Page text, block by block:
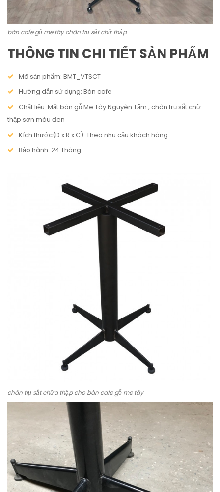
bàn cafe gỗ me tây chân trụ sắt chữ thập
THÔNG TIN CHI TIẾT SẢN PHẨM
Mã sản phẩm: BMT_VTSCT
Hướng dẫn sử dụng: Bàn cafe
Chất liệu: Mặt bàn gỗ Me Tây Nguyên Tấm , chân trụ sắt chữ
thập sơn màu đen
Kích thước(D x R x C): Theo nhu cầu khách hàng
Bảo hành: 24 Tháng
chân trụ sắt chữa thập cho bàn cafe gỗ me tây